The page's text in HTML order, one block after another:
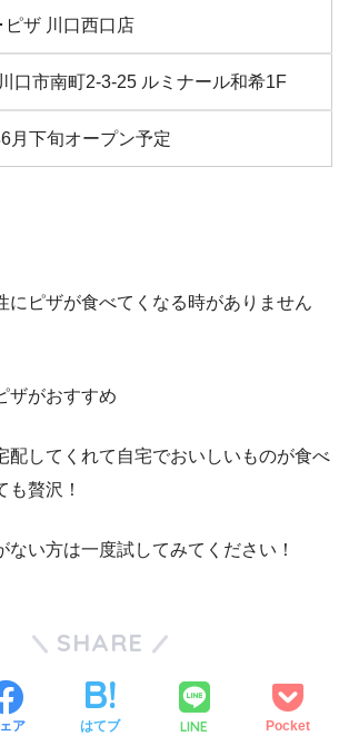
ピザ 川口西口店
口市南町2-3-25 ルミナール和希1F
月下旬オープン予定
にピザが食べてくなる時がありません
ザがおすすめ
配してくれて自宅でおいしいものが食べ
も贅沢！
ない方は一度試してみてください！
SHARE
ア はてブ LINE Pocket